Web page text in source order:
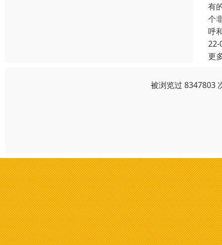
有
个
呼
22-
更
被浏览过 8347803